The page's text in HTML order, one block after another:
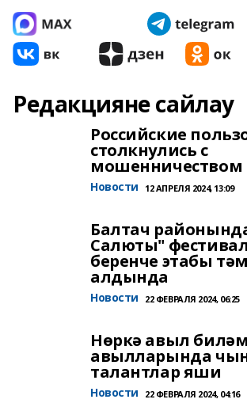
Редакцияне сайлау
Российские
столкнулись с
мошенничеством
Новости 12 АПРЕЛЯ 2024, 13:09
Балтач
Салюты"
беренче этабы
алдында
Новости 22 ФЕВРАЛЯ 2024, 06:25
Нөркә авыл
авылларында
талантлар яши
Новости 22 ФЕВРАЛЯ 2024, 04:16